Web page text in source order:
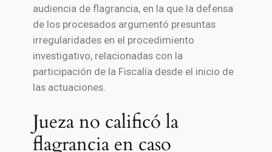
audiencia de flagrancia, en la que la defensa
de los procesados argumentó presuntas
irregularidades en el procedimiento
investigativo, relacionadas con la
participación de la Fiscalía desde el inicio de
las actuaciones.
Jueza no calificó la
flagrancia en caso